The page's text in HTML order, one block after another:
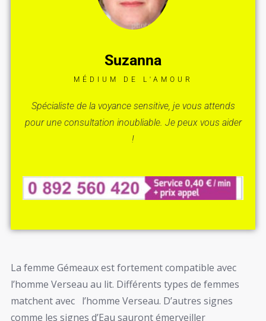
Suzanna
MÉDIUM DE L'AMOUR
Spécialiste de la voyance sensitive, je vous attends
pour une consultation inoubliable. Je peux vous aider
!
La femme Gémeaux est fortement compatible avec
l’homme Verseau au lit. Différents types de femmes
matchent avec l’homme Verseau. D’autres signes
comme les signes d’Eau sauront émerveiller